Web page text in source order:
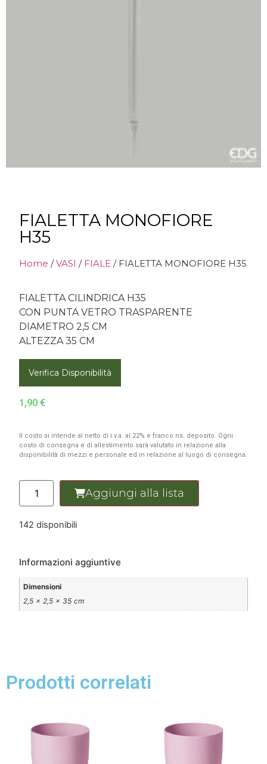
FIALETTA MONOFIORE
H35
Home /VASI / FIALE / FIALETTA MONOFIORE H35
FIALETTA CILINDRICA H35
CON PUNTA VETRO TRASPARENTE
DIAMETRO 2,5 CM
ALTEZZA 35 CM
Verifica Disponibilità
1,90 €
Il costo si intende al netto di i.v.a. al 22% e franco ns. deposito. Ogni
costo di consegna e di allestimento sarà valutato in relazione alla
disponibilità di mezzi e personale ed in relazione al luogo di consegna.
Aggiungi alla lista
142 disponibili
Informazioni aggiuntive
Dimensioni
2,5 × 2,5 × 35 cm
Prodotti correlati